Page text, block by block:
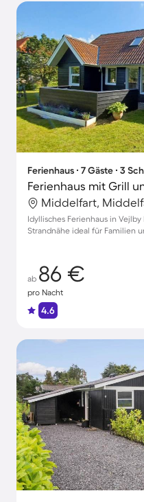
Ferienhaus ∙ 7 Gäste ∙ 3
Ferienhaus mit Grill
Middelfart,
Idyllisches Ferienhaus in
Strandnähe ideal für Familien
ab 86 €
pro Nacht
4.6